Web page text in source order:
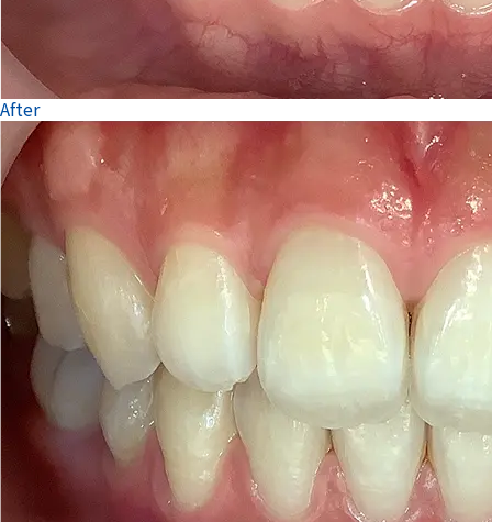
施術前後の画像は一切の加工・修正は行っておりません。
内容
ホワイトニング材とホワイトニング専用照射器を併用して歯を
白くします
費用（自費）
19,900円（税込）
期間・回数
副作用・リスク
個人差がありますが、施術中や薬剤使用後に歯がしみる場合が